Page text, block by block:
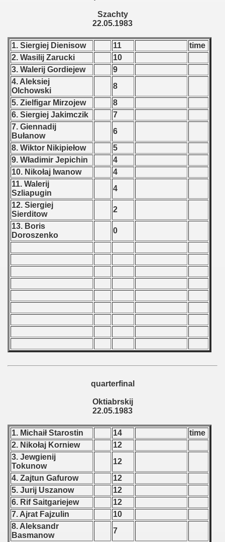
Szachty
22.05.1983
1. Siergiej Dienisow 11
time
2. Wasilij Zarucki
10
3. Walerij Gordiejew
9
4. Aleksiej
Olchowski
8
5. Zielfigar Mirzojew
8
6. Siergiej Jakimczik
7
7. Giennadij
Bułanow
6
8. Wiktor Nikipiełow
5
9. Władimir Jepichin
4
10. Nikołaj Iwanow
4
11. Walerij
Szliapugin
4
12. Siergiej
Sierditow
2
13. Boris
Doroszenko
0
quarterfinal
Oktiabrskij
22.05.1983
1. Michaił Starostin 14
time
2. Nikołaj Korniew
12
3. Jewgienij
Tokunow
12
4. Zajtun Gafurow
12
5. Jurij Uszanow
12
6. Rif Saitgariejew
12
7. Ajrat Fajzulin
10
8. Aleksandr
Basmanow
7
- 1999
- 2000
- 2001
- 2002
- 2003
- 2004
- 2005
- 2006
- 2007
- 2008
- 2009
- 2010
- 2011
- 2018
- 2017
- 2019
- 2020
- 2021
- 2022